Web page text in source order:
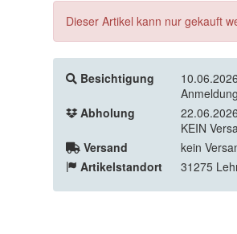
Dieser Artikel kann nur gekauft
Besichtigung
Abholung
KEIN
Versand
kein
Artikelstandort
31275